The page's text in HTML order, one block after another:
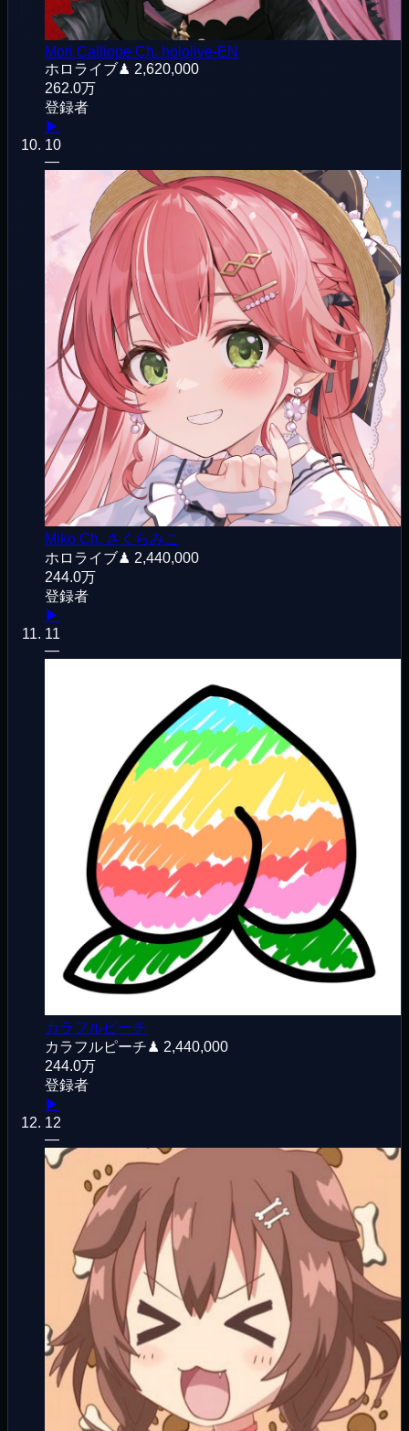
Mori Calliope Ch. hololive-EN
ホロライブ♟ 2,620,000
262.0万
登録者
▶
10
—
Miko Ch. さくらみこ
ホロライブ♟ 2,440,000
244.0万
登録者
▶
11
—
カラフルピーチ
カラフルピーチ♟ 2,440,000
244.0万
登録者
▶
12
—